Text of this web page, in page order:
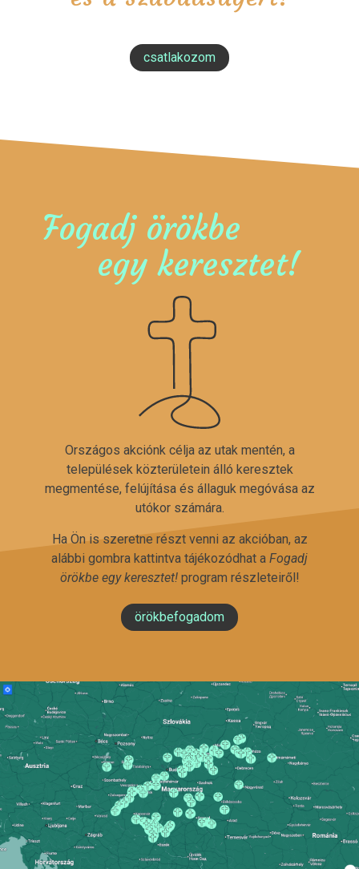
csatlakozom
Fogadj örökbe
egy keresztet!
Országos akciónk célja az utak mentén, a
települések közterületein álló keresztek
megmentése, felújítása és állaguk megóvása az
utókor számára.
Ha Ön is szeretne részt venni az akcióban, az
alábbi gombra kattintva tájékozódhat a Fogadj
örökbe egy keresztet!program részleteiről!
örökbefogadom